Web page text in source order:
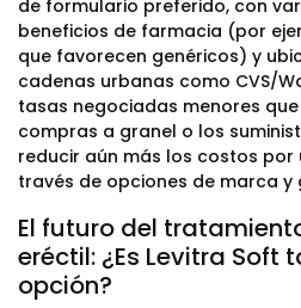
de formulario preferido, con
beneficios de farmacia (por
que favorecen genéricos) y
cadenas urbanas como CVS/
tasas negociadas menores que
compras a granel o los
reducir aún más los costos por
través de opciones de marca y
El futuro del
eréctil: ¿Es Levitra
opción?